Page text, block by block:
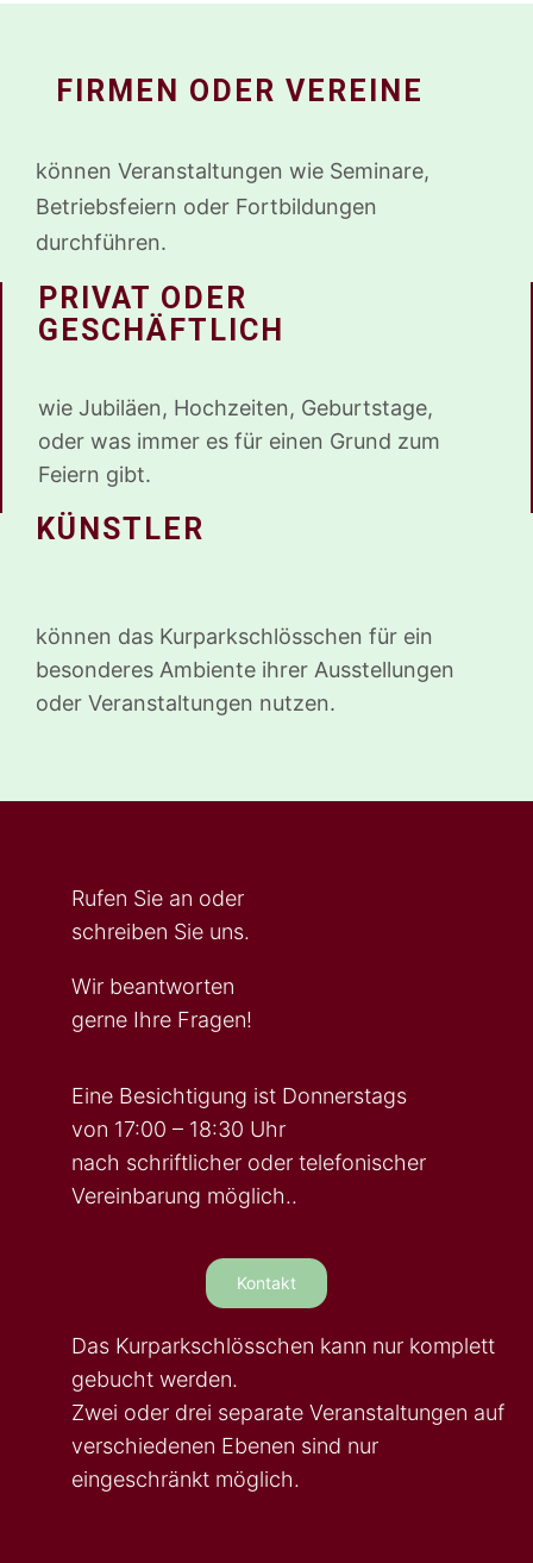
FIRMEN ODER VEREINE
können Veranstaltungen wie Seminare,
Betriebsfeiern oder Fortbildungen
durchführen.
PRIVAT ODER
GESCHÄFTLICH
wie Jubiläen, Hochzeiten, Geburtstage,
oder was immer es für einen Grund zum
Feiern gibt.
KÜNSTLER
können das Kurparkschlösschen für ein
besonderes Ambiente ihrer Ausstellungen
oder Veranstaltungen nutzen.
Rufen Sie an oder
schreiben Sie uns.
Wir beantworten
gerne Ihre Fragen!
Eine Besichtigung ist Donnerstags
von 17:00 – 18:30 Uhr
nach schriftlicher oder telefonischer
Vereinbarung möglich..
Kontakt
Das Kurparkschlösschen kann nur komplett
gebucht werden.
Zwei oder drei separate Veranstaltungen auf
verschiedenen Ebenen sind nur
eingeschränkt möglich.